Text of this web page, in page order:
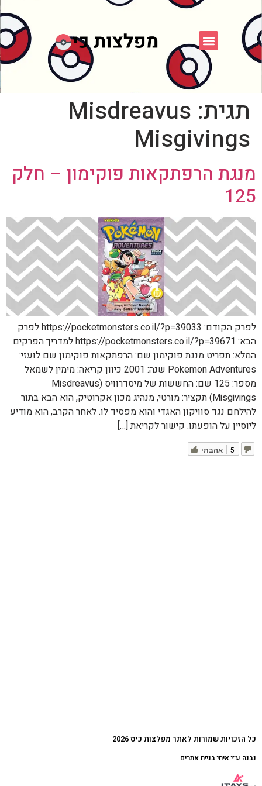
תגית: Misdreavus
Misgivings
מנגת הרפתקאות פוקימון – חלק
125
לפרק הקודם: https://pocketmonsters.co.il/?p=39033 לפרק
הבא: https://pocketmonsters.co.il/?p=39671 למדריך הפרקים
המלא: תפריט מנגת פוקימון שם: הרפתקאות פוקימון שם לועזי:
Pokemon Adventures שנה: 2001 כיוון קריאה: מימין לשמאל
מספר: 125 שם: החששות של מיסדרוויס (Misdreavus
Misgivings) תקציר: מורטי, מנהיג מכון אקרוטיק, הוא הבא בתור
להילחם נגד סוויקון האגדי והוא מפסיד לו. לאחר הקרב, הוא מודיע
ליוסיין על הופעתו. קישור לקריאת […]
אהבתי 5
כל הזכויות שמורות לאתר מפלצות כיס 2026
נבנה ע״י איתי בניית אתרים